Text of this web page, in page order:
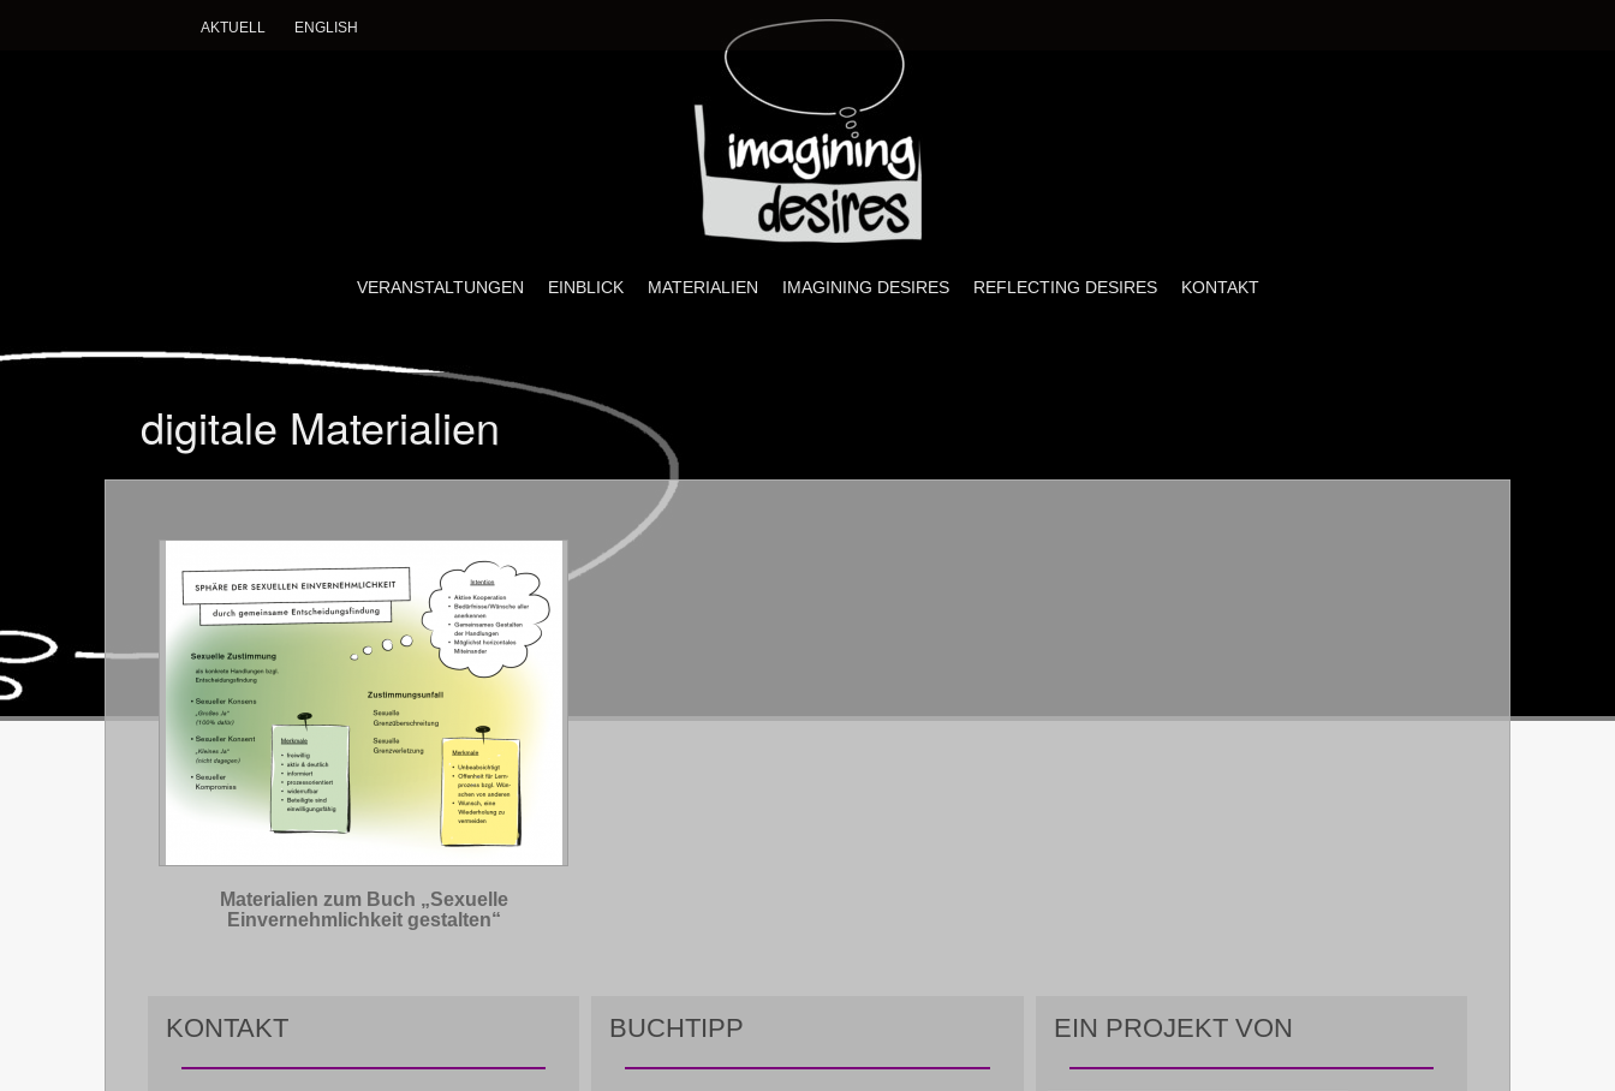
AKTUELL ENGLISH
Ein wissenschaftlich-künstlerisches Forschungsprojekt zu Sexualität, visueller Kultur und Pädagogik
TO
VERANSTALTUNGEN EINBLICK MATERIALIEN IMAGINING DESIRES REFLECTING DESIRES KONTAKT
digitale Materialien
Materialien zum Buch „Sexuelle
Einvernehmlichkeit gestalten“
KONTAKT BUCHTIPP EIN PROJEKT VON